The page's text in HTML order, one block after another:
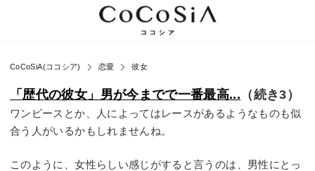
CoCoSiA(ココシア) 恋愛 彼女
「歴代の彼女」男が今までで一番最高... （続き3）
ワンピースとか、人によってはレースがあるようなものも似
合う人がいるかもしれませんね。
このように、女性らしい感じがすると言うのは、男性にとっ